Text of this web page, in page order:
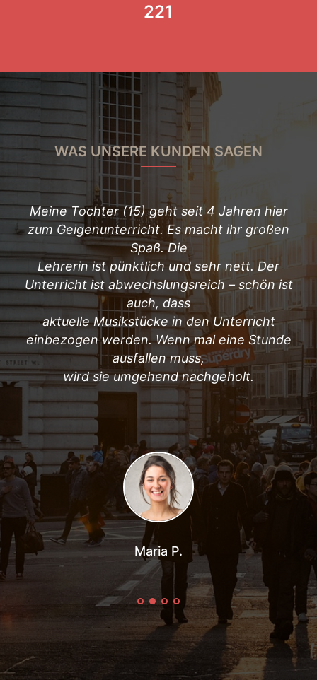
221
WAS UNSERE KUNDEN SAGEN
Meine Tochter (15) geht seit 4 Jahren hier
zum Geigenunterricht. Es macht ihr großen
Spaß. Die
Lehrerin ist pünktlich und sehr nett. Der
Unterricht ist abwechslungsreich – schön ist
auch, dass
aktuelle Musikstücke in den Unterricht
einbezogen werden. Wenn mal eine Stunde
ausfallen muss,
wird sie umgehend nachgeholt.
Maria P.